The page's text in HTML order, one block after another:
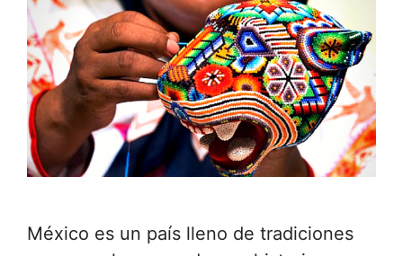
México es un país lleno de tradiciones